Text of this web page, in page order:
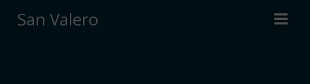
San Valero